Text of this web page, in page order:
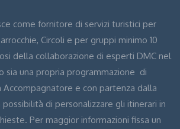
come fornitore di servizi turistici per
Circoli e per gruppi minimo 10
della collaborazione di esperti DMC nel
sia una propria programmazione di
Accompagnatore e con partenza dalla
di personalizzare gli itinerari in
Per maggior informazioni fissa un